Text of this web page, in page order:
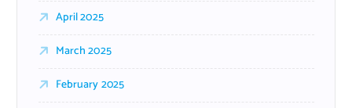
April 2025
March 2025
February 2025